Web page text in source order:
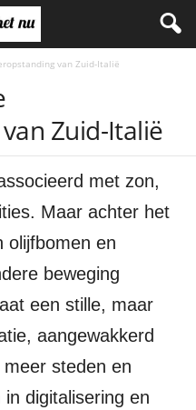
van Zuid-Italië
Zuid-Italië
met zon,
Maar achter het
olijfbomen en
beweging
een stille, maar
aangewakkerd
steden en
digitalisering en